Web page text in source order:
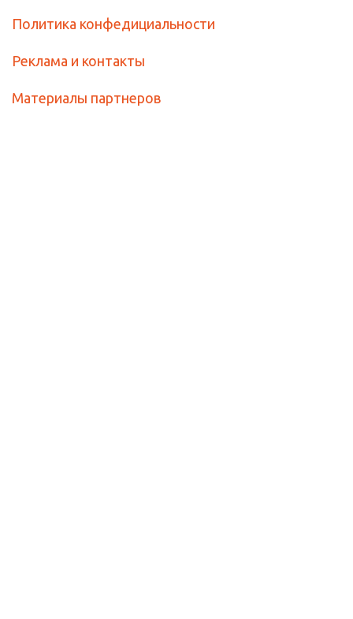
Политика конфедициальности
Реклама и контакты
Материалы партнеров